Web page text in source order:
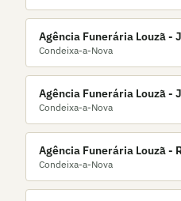
Agência Funerária Louzã -
Condeixa-a-Nova
Agência Funerária Louzã -
Condeixa-a-Nova
Agência Funerária Louzã -
Condeixa-a-Nova